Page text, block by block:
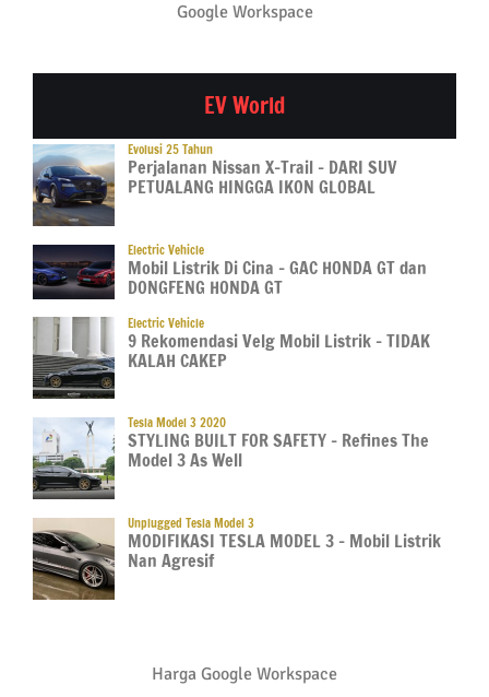
Google Workspace
EV World
Evolusi 25 Tahun
Perjalanan Nissan X-Trail – DARI SUV
PETUALANG HINGGA IKON GLOBAL
Electric Vehicle
Mobil Listrik Di Cina – GAC HONDA GT dan
DONGFENG HONDA GT
Electric Vehicle
9 Rekomendasi Velg Mobil Listrik – TIDAK
KALAH CAKEP
Tesla Model 3 2020
STYLING BUILT FOR SAFETY – Refines The
Model 3 As Well
Unplugged Tesla Model 3
MODIFIKASI TESLA MODEL 3 – Mobil Listrik
Nan Agresif
Harga Google Workspace